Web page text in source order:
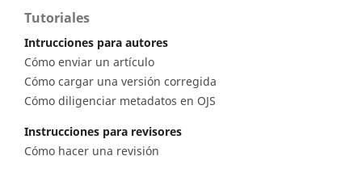
Tutoriales
Intrucciones para autores
Cómo enviar un artículo
Cómo cargar una versión corregida
Cómo diligenciar metadatos en OJS
Instrucciones para revisores
Cómo hacer una revisión